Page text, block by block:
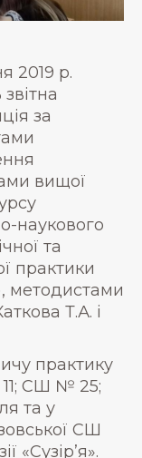
2019 р.
за
вищої
наукового
та
практики
методистами
Т.А. і
практику
СШ № 25;
та у
СШ
«Сузір’я».